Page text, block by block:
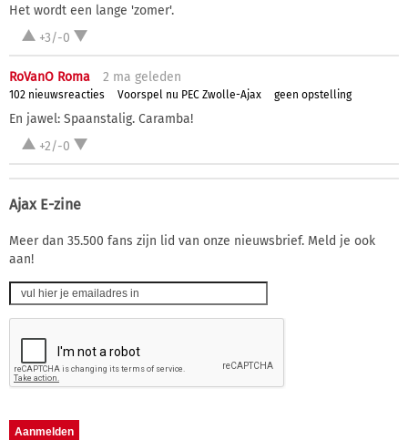
Het wordt een lange 'zomer'.
+3/-0
RoVanO Roma 2 ma geleden
102 nieuwsreacties Voorspel nu PEC Zwolle-Ajax geen opstelling
En jawel: Spaanstalig. Caramba!
+2/-0
Ajax E-zine
Meer dan 35.500 fans zijn lid van onze nieuwsbrief. Meld je ook
aan!